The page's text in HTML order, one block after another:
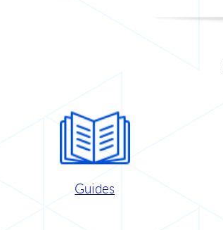
Guides